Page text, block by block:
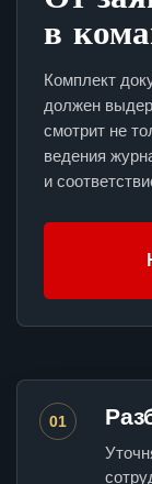
в
Комплект
должен
смотрит не
ведения
и
01